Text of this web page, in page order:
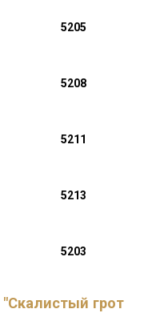
5205
5208
5211
5213
5203
"Скалистый грот